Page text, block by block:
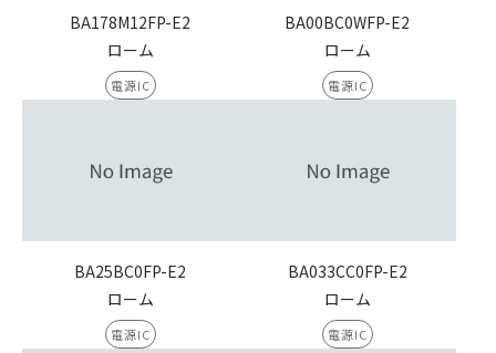
BA178M12FP-E2
ローム
電源IC
BA00BC0WFP-E2
ローム
電源IC
BA25BC0FP-E2
ローム
電源IC
BA033CC0FP-E2
ローム
電源IC